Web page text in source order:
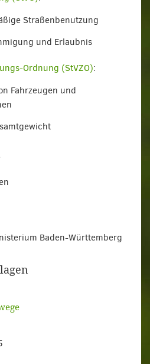
Straßenbenutzung
und Erlaubnis
Ordnung (StVZO):
Fahrzeugen und
Baden-Württemberg